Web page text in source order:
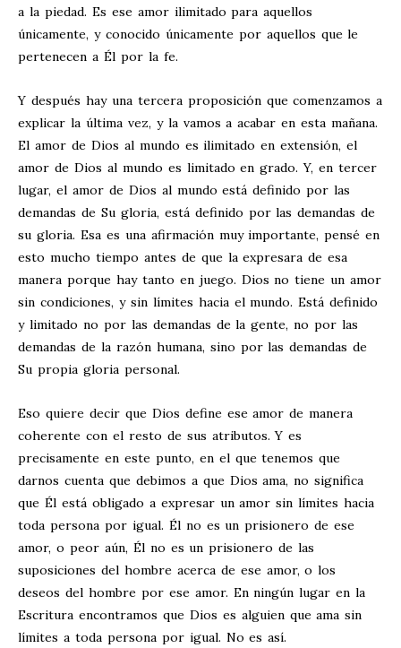
a la piedad. Es ese amor ilimitado para aquellos
únicamente, y conocido únicamente por aquellos que le
pertenecen a Él por la fe.
Y después hay una tercera proposición que comenzamos a
explicar la última vez, y la vamos a acabar en esta mañana.
El amor de Dios al mundo es ilimitado en extensión, el
amor de Dios al mundo es limitado en grado. Y, en tercer
lugar, el amor de Dios al mundo está definido por las
demandas de Su gloria, está definido por las demandas de
su gloria. Esa es una afirmación muy importante, pensé en
esto mucho tiempo antes de que la expresara de esa
manera porque hay tanto en juego. Dios no tiene un amor
sin condiciones, y sin límites hacia el mundo. Está definido
y limitado no por las demandas de la gente, no por las
demandas de la razón humana, sino por las demandas de
Su propia gloria personal.
Eso quiere decir que Dios define ese amor de manera
coherente con el resto de sus atributos. Y es
precisamente en este punto, en el que tenemos que
darnos cuenta que debimos a que Dios ama, no significa
que Él está obligado a expresar un amor sin límites hacia
toda persona por igual. Él no es un prisionero de ese
amor, o peor aún, Él no es un prisionero de las
suposiciones del hombre acerca de ese amor, o los
deseos del hombre por ese amor. En ningún lugar en la
Escritura encontramos que Dios es alguien que ama sin
límites a toda persona por igual. No es así.